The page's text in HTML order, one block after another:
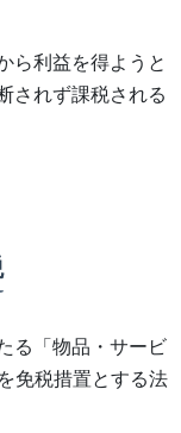
ら利益を得ようと
されず課税される
る「物品・サービ
免税措置とする法